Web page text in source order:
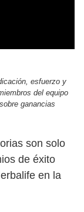
esfuerzo y
del equipo
ganancias
son solo
de éxito
en la